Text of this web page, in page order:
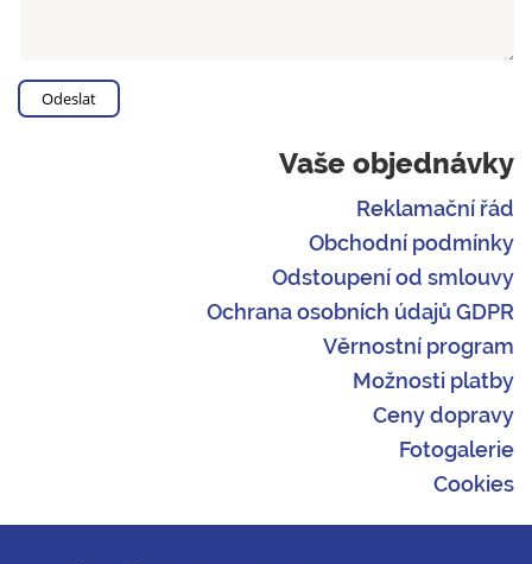
Vaše objednávky
Reklamační řád
Obchodní podmínky
Odstoupení od smlouvy
Ochrana osobních údajů GDPR
Věrnostní program
Možnosti platby
Ceny dopravy
Fotogalerie
Cookies